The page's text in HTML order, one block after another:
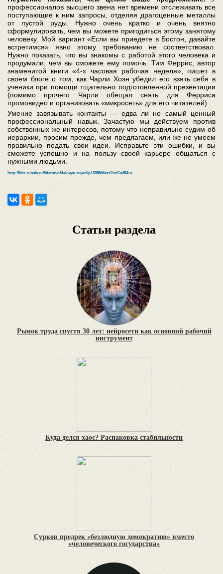
профессионалов высшего звена нет времени отслеживать все
поступающие к ним запросы, отделяя драгоценные металлы
от пустой руды. Нужно очень кратко и очень внятно
сформулировать, чем вы можете пригодиться этому занятому
человеку. Мой вариант «Если вы приедете в Бостон, давайте
встретимся» явно этому требованию не соответствовал.
Нужно показать, что вы знакомы с работой этого человека и
продумали, чем вы сможете ему помочь. Тим Феррис, автор
знаменитой книги «4-х часовая рабочая неделя», пишет в
своем блоге о том, как Чарли Хоэн убедил его взять себя в
ученики при помощи тщательно подготовленной презентации
(помимо прочего Чарли обещал снять для Ферриса
промовидео и организовать «микросеть» для его читателей).
Умение завязывать контакты — едва ли не самый ценный
профессиональный навык. Зачастую мы действуем против
собственных же интересов, потому что неправильно судим об
иерархии, просим прежде, чем предлагаем, или же не умеем
правильно подать свои идеи. Исправьте эти ошибки, и вы
сможете успешно и на пользу своей карьере общаться с
нужными людьми.
http://hbr-russia.ru/liderstvo/delovye-svyazi/p13355/#ixzz2uzGw5Mur
Статьи раздела
Рынок труда спустя 30 лет: нейросети как основной рабочий
инструмент
Куда делся хаос? Распаковка стабильности
Сурков предрек «безлюдную демократию» вместо
«человеческого государства»